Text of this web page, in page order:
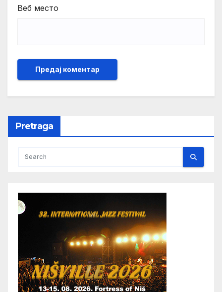
Веб место
Pretraga